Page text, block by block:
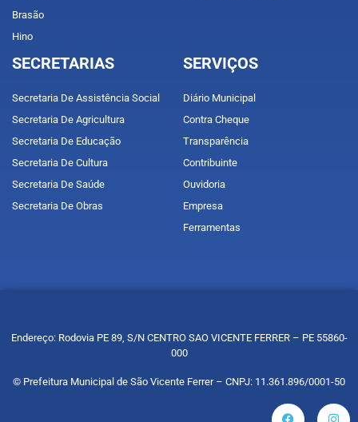
Brasão
Hino
SECRETARIAS
Secretaria De Assistência Social
Secretaria De Agricultura
Secretaria De Educação
Secretaria De Cultura
Secretaria De Saúde
Secretaria De Obras
SERVIÇOS
Diário Municipal
Contra Cheque
Transparência
Contribuinte
Ouvidoria
Empresa
Ferramentas
Endereço: Rodovia PE 89, S/N CENTRO SAO VICENTE FERRER – PE 55860-
000
© Prefeitura Municipal de São Vicente Ferrer – CNPJ: 11.361.896/0001-50